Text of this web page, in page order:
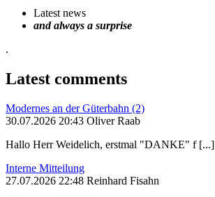
Latest news
and always a surprise
.
Latest comments
Modernes an der Güterbahn (2)
30.07.2026 20:43 Oliver Raab
Hallo Herr Weidelich, erstmal "DANKE" f [...]
Interne Mitteilung
27.07.2026 22:48 Reinhard Fisahn